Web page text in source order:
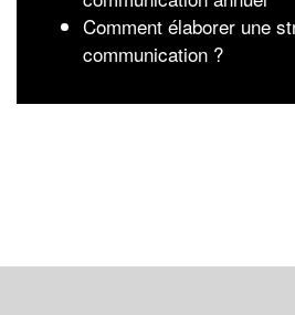
Comment élaborer une
communication ?